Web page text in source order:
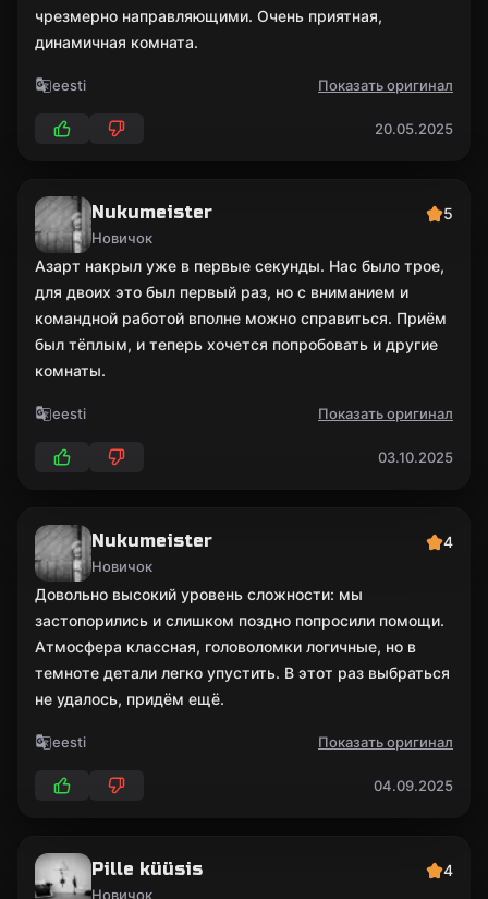
чрезмерно направляющими. Очень приятная,
динамичная комната.
eesti Показать оригинал
20.05.2025
Nukumeister
Новичок
5
Азарт накрыл уже в первые секунды. Нас было трое,
для двоих это был первый раз, но с вниманием и
командной работой вполне можно справиться. Приём
был тёплым, и теперь хочется попробовать и другие
комнаты.
eesti Показать оригинал
03.10.2025
Nukumeister
Новичок
4
Довольно высокий уровень сложности: мы
застопорились и слишком поздно попросили помощи.
Атмосфера классная, головоломки логичные, но в
темноте детали легко упустить. В этот раз выбраться
не удалось, придём ещё.
eesti Показать оригинал
04.09.2025
Pille küüsis
Новичок
4